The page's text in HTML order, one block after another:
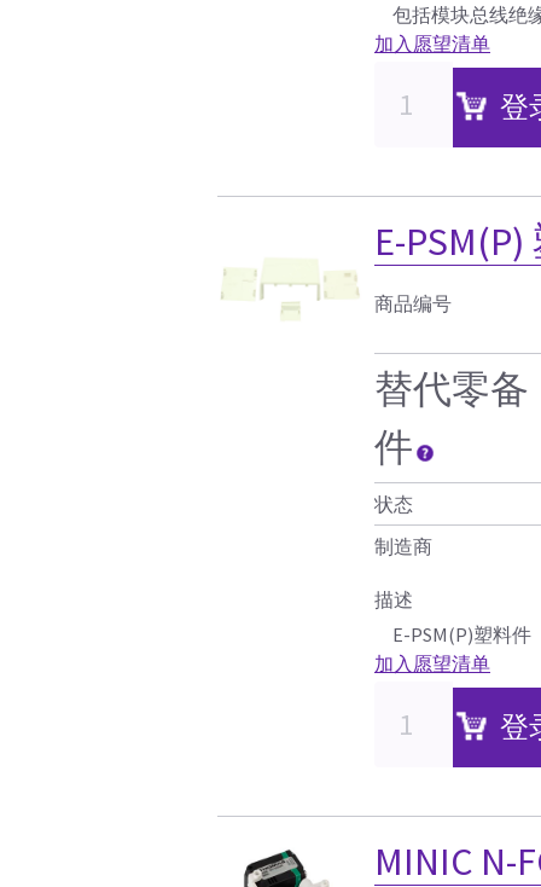
包括模块总线绝
加入愿望清单
登
E-
商品编号
替代零备
件
状态
制造商
描述
E-PSM(P)塑料件
加入愿望清单
登
MINIC N-